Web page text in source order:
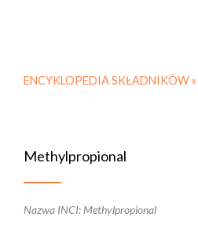
ENCYKLOPEDIA SKŁADNIKÓW »
Methylpropional
Nazwa INCI: Methylpropional